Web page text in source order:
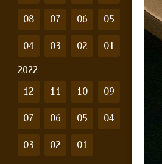
08 07 06 05
04 03 02 01
2022
12 11 10 09
07 06 05 04
03 02 01